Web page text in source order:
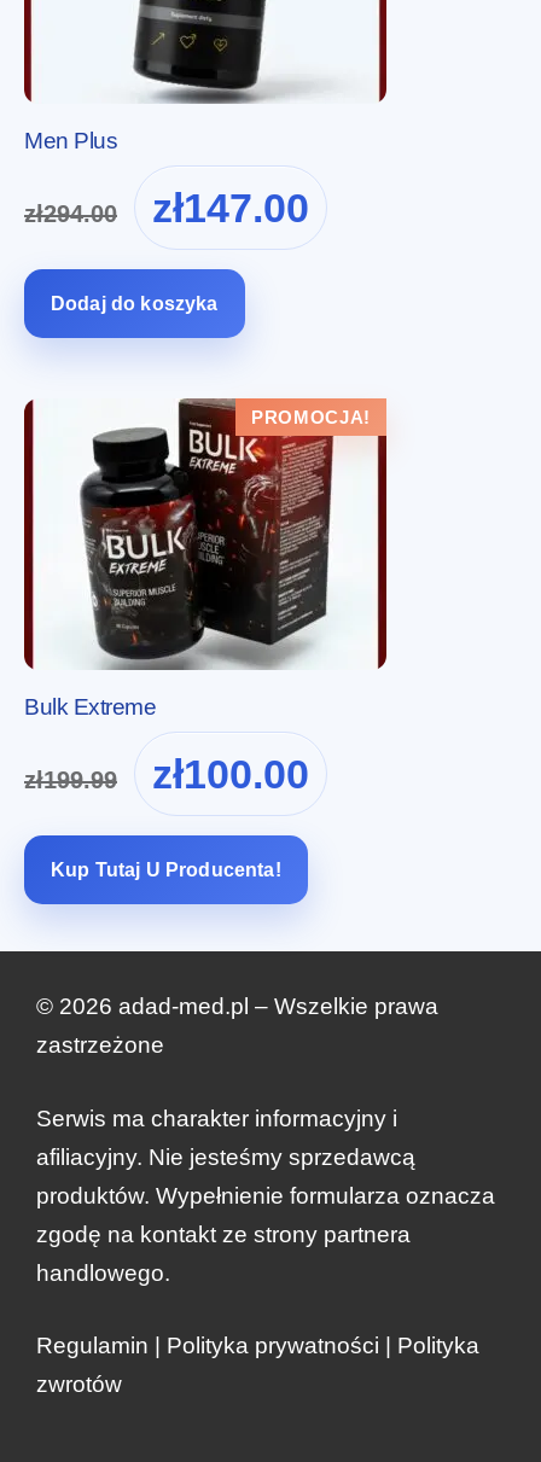
Men Plus
zł294.00
Pierwotna
cena
wynosiła:
zł147.00
cena
Dodaj do koszyka
PROMOCJA!
Bulk Extreme
zł199.99
Pierwotna
cena
wynosiła:
zł100.00
cena
Kup Tutaj U Producenta!
© 2026 adad-med.pl – Wszelkie prawa
zastrzeżone
Serwis ma charakter informacyjny i
afiliacyjny. Nie jesteśmy sprzedawcą
produktów. Wypełnienie formularza oznacza
zgodę na kontakt ze strony partnera
handlowego.
Regulamin Polityka prywatności
Polityka
zwrotów